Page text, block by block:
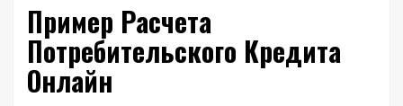
Пример Расчета
Потребительского Кредита
Онлайн